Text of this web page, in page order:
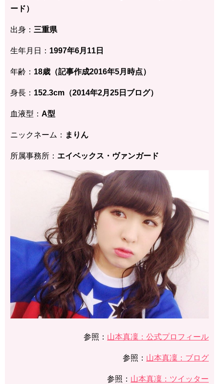
ード）
出身： 三重県
生年月日： 1997年6月11 日
年齢： 18歳 （記事作成2016年5月時点）
身長： 152.3cm（2014年2月25日ブログ）
血液型： A型
ニックネーム： まりん
所属事務所： エイベックス・ヴァンガード
参照： 山本真凜：公式プロフィール
参照： 山本真凜：ブログ
参照： 山本真凜：ツイッター